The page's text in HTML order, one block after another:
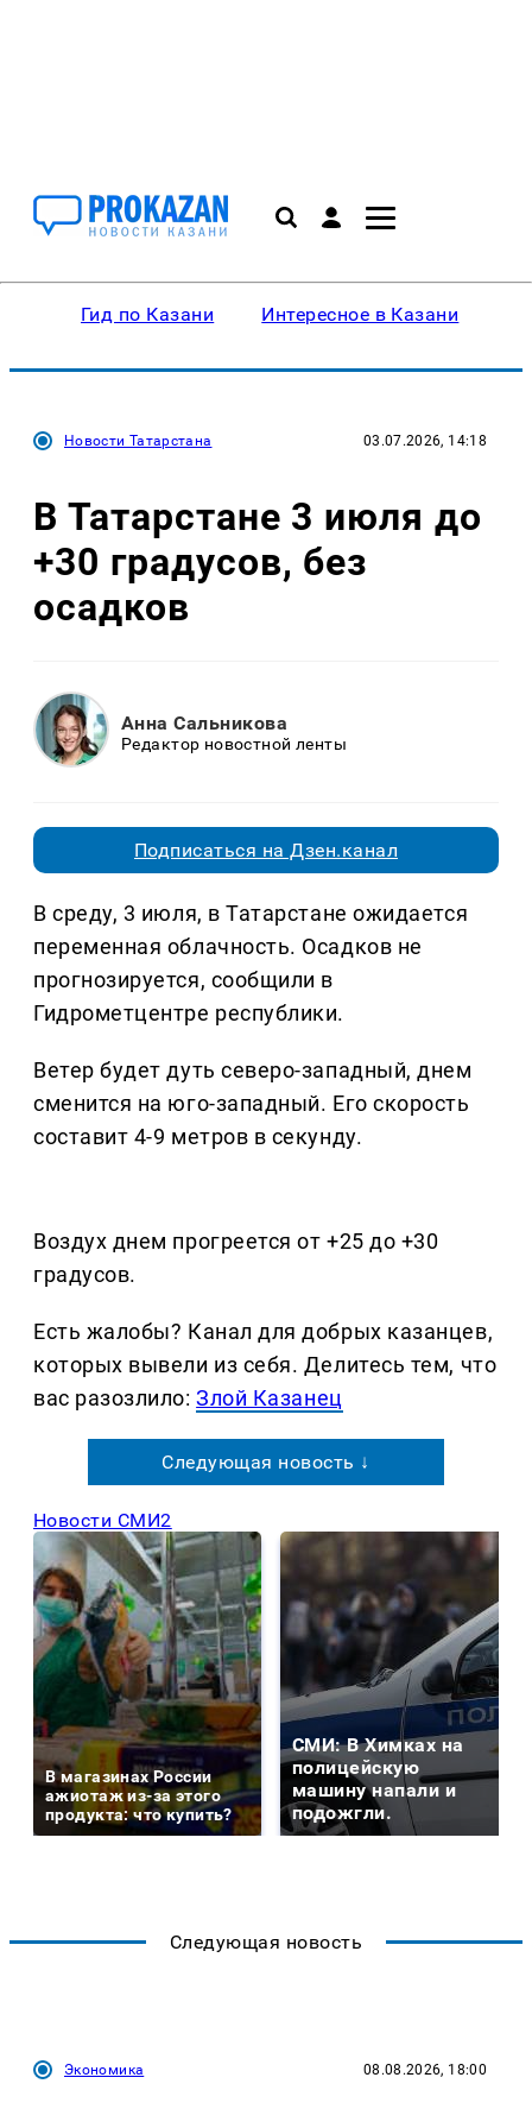
Гид по Казани Интересное в Казани
Новости Татарстана 03.07.2026, 14:18
В Татарстане 3 июля до
+30 градусов, без
осадков
Анна Сальникова
Редактор новостной ленты
Подписаться на Дзен.канал
В среду, 3 июля, в Татарстане ожидается
переменная облачность. Осадков не
прогнозируется, сообщили в
Гидрометцентре республики.
Ветер будет дуть северо-западный, днем
сменится на юго-западный. Его скорость
составит 4-9 метров в секунду.
Воздух днем прогреется от +25 до +30
градусов.
Есть жалобы? Канал для добрых казанцев,
которых вывели из себя. Делитеcь тем, что
вас разозлило:Злой Казанец
Следующая новость ↓
Новости СМИ2
В магазинах России
ажиотаж из-за этого
продукта: что купить?
СМИ: В Химках на
полицейскую
машину напали и
подожгли.
Следующая новость
Экономика 08.08.2026, 18:00